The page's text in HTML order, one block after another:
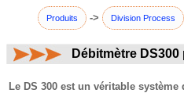
Produits -> Division Process
Débitmètre
Le DS 300 est un véritable